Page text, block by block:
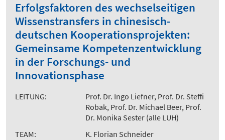
Erfolgsfaktoren des wechselseitigen
Wissenstransfers in chinesisch-
deutschen Kooperationsprojekten:
Gemeinsame Kompetenzentwicklung
in der Forschungs- und
Innovationsphase
LEITUNG:
Prof. Dr. Ingo Liefner, Prof. Dr. Steffi
Robak, Prof. Dr. Michael Beer, Prof.
Dr. Monika Sester (alle LUH)
TEAM:
K. Florian Schneider